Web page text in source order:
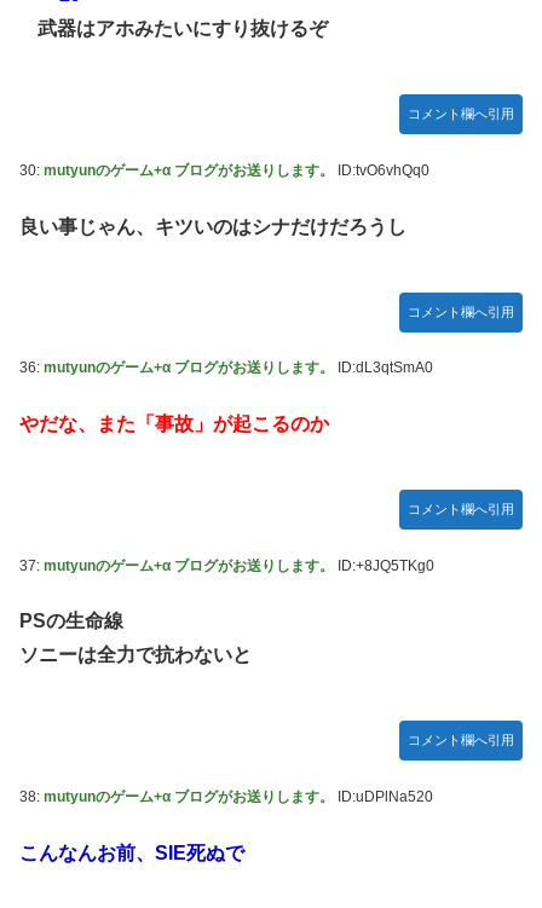
武器はアホみたいにすり抜けるぞ
コメント欄へ引用
30: mutyunのゲーム+α ブログがお送りします。 ID:tvO6vhQq0
良い事じゃん、キツいのはシナだけだろうし
コメント欄へ引用
36: mutyunのゲーム+α ブログがお送りします。 ID:dL3qtSmA0
やだな、また「事故」が起こるのか
コメント欄へ引用
37: mutyunのゲーム+α ブログがお送りします。 ID:+8JQ5TKg0
PSの生命線
ソニーは全力で抗わないと
コメント欄へ引用
38: mutyunのゲーム+α ブログがお送りします。 ID:uDPlNa520
こんなんお前、SIE死ぬで